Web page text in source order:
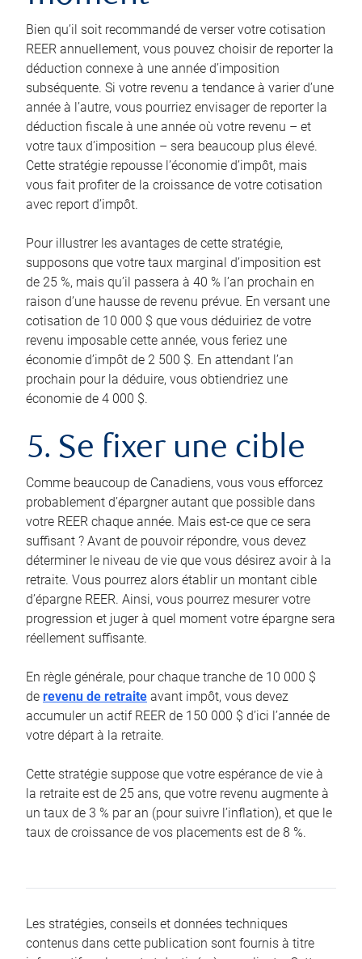
Bien qu’il soit recommandé de verser votre cotisation
REER annuellement, vous pouvez choisir de reporter la
déduction connexe à une année d’imposition
subséquente. Si votre revenu a tendance à varier d’une
année à l’autre, vous pourriez envisager de reporter la
déduction fiscale à une année où votre revenu – et
votre taux d’imposition – sera beaucoup plus élevé.
Cette stratégie repousse l’économie d’impôt, mais
vous fait profiter de la croissance de votre cotisation
avec report d’impôt.
Pour illustrer les avantages de cette stratégie,
supposons que votre taux marginal d’imposition est
de 25 %, mais qu’il passera à 40 % l’an prochain en
raison d’une hausse de revenu prévue. En versant une
cotisation de 10 000 $ que vous déduiriez de votre
revenu imposable cette année, vous feriez une
économie d’impôt de 2 500 $. En attendant l’an
prochain pour la déduire, vous obtiendriez une
économie de 4 000 $.
5. Se fixer une cible
Comme beaucoup de Canadiens, vous vous efforcez
probablement d’épargner autant que possible dans
votre REER chaque année. Mais est-ce que ce sera
suffisant ? Avant de pouvoir répondre, vous devez
déterminer le niveau de vie que vous désirez avoir à la
retraite. Vous pourrez alors établir un montant cible
d’épargne REER. Ainsi, vous pourrez mesurer votre
progression et juger à quel moment votre épargne sera
réellement suffisante.
En règle générale, pour chaque tranche de 10 000 $
de revenu de retraite avant impôt, vous devez
accumuler un actif REER de 150 000 $ d’ici l’année de
votre départ à la retraite.
Cette stratégie suppose que votre espérance de vie à
la retraite est de 25 ans, que votre revenu augmente à
un taux de 3 % par an (pour suivre l’inflation), et que le
taux de croissance de vos placements est de 8 %.
Les stratégies, conseils et données techniques
contenus dans cette publication sont fournis à titre